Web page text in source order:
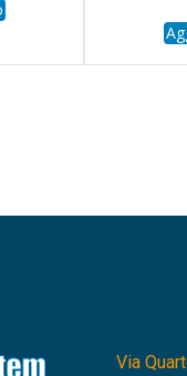
Via